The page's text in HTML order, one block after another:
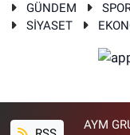
GÜNDEM
SİYASET
AYM